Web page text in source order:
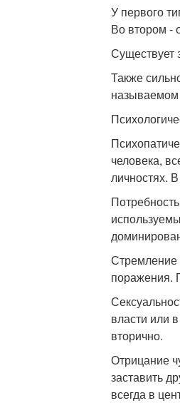
У первого
Во втором -
Существует
Также
называемом
человека,
личностях.
Стремление
поражения.
власти или
вторично.
Отрицание
заставить
всегда в